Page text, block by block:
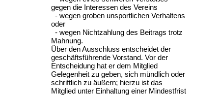
gegen die Interessen des Vereins
- wegen groben unsportlichen Verhaltens
oder
- wegen Nichtzahlung des Beitrags trotz
Mahnung.
Über den Ausschluss entscheidet der
geschäftsführende Vorstand. Vor der
Entscheidung hat er dem Mitglied
Gelegenheit zu geben, sich mündlich oder
schriftlich zu äußern; hierzu ist das
Mitglied unter Einhaltung einer Mindestfrist